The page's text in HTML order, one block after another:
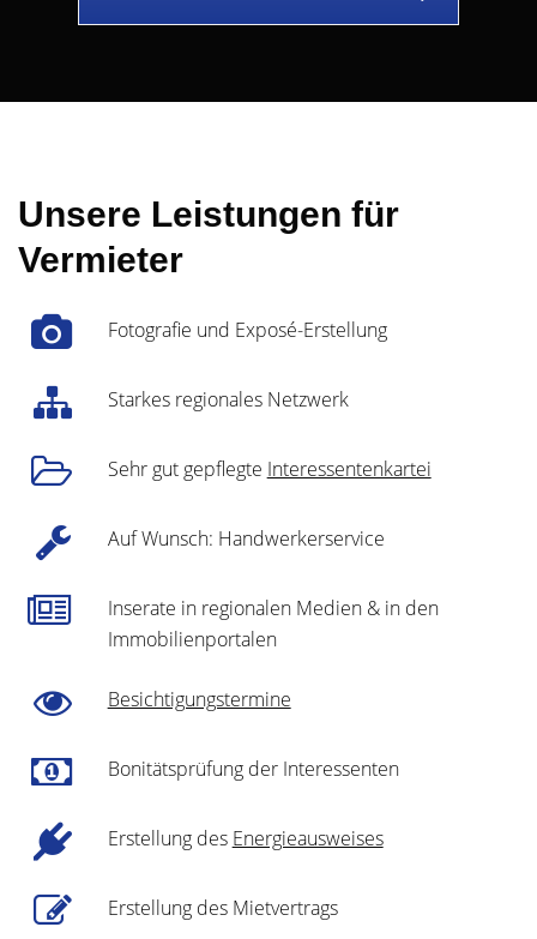
Unsere Leistungen für
Vermieter
Fotografie und Exposé-Erstellung
Starkes regionales Netzwerk
Sehr gut gepflegte Interessentenkartei
Auf Wunsch: Handwerkerservice
Inserate in regionalen Medien & in den
Immobilienportalen
Besichtigungstermine
Bonitätsprüfung der Interessenten
Erstellung des Energieausweises
Erstellung des Mietvertrags